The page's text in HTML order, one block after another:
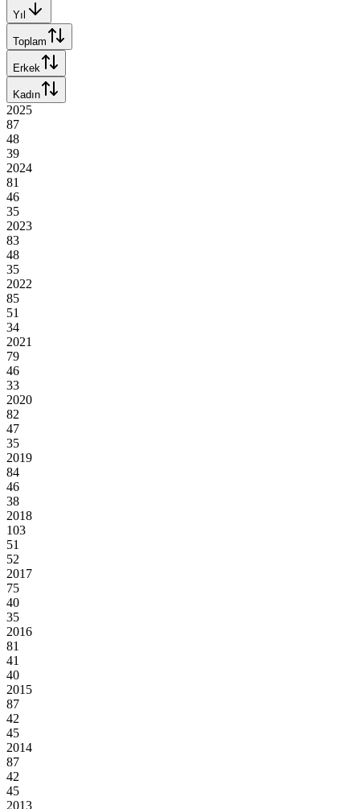
Yıl
Toplam
Erkek
Kadın
2025
87
48
39
2024
81
46
35
2023
83
48
35
2022
85
51
34
2021
79
46
33
2020
82
47
35
2019
84
46
38
2018
103
51
52
2017
75
40
35
2016
81
41
40
2015
87
42
45
2014
87
42
45
2013